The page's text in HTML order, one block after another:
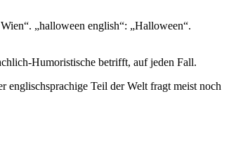
„halloween english“: „Halloween“.
Humoristische betrifft, auf jeden Fall.
Teil der Welt fragt meist noch